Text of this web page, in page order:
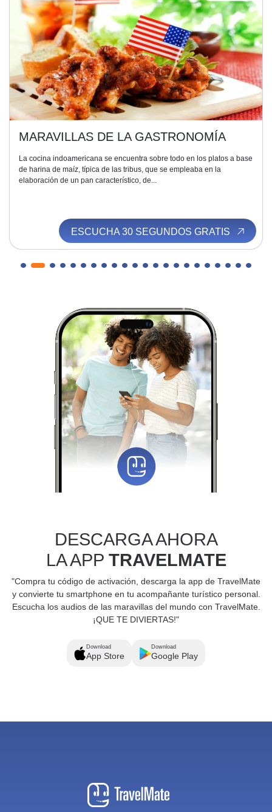
MARAVILLAS DE LA GASTRONOMÍA
La cocina indoamericana se encuentra sobre todo en los platos a base
de harina de maíz, típica de las tribus, que se empleaba en la
elaboración de un pan característico, de...
ESCUCHA 30 SEGUNDOS GRATIS
DESCARGA AHORA
LA APP TRAVELMATE
"Compra tu código de activación, descarga la app de TravelMate
y convierte tu smartphone en tu acompañante turístico personal.
Escucha los audios de las maravillas del mundo con TravelMate.
¡QUE TE DIVIERTAS!"
Download
App Store
Download
Google Play